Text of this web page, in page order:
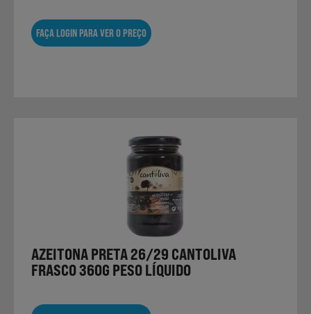
FAÇA LOGIN PARA VER O PREÇO
AZEITONA PRETA 26/29 CANTOLIVA
FRASCO 360G PESO LÍQUIDO